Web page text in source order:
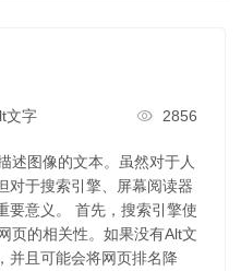
文字 2856
述图像的文本。虽然对于人
对于搜索引擎、屏幕阅读器
要意义。 首先，搜索引擎使
页的相关性。如果没有Alt文
并且可能会将网页排名降